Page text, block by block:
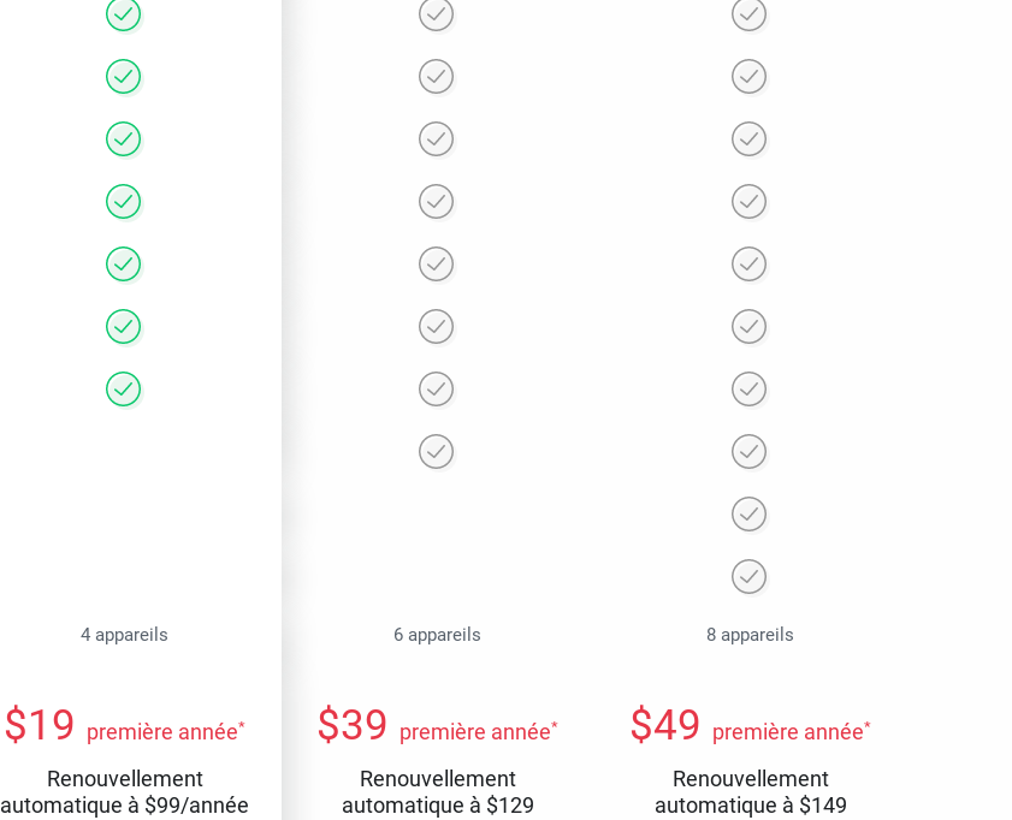
4 appareils 6 appareils 8 appareils
$19 première année*
Renouvellement
automatique à $99/année
$39 première année*
Renouvellement
automatique à $129
$49 première année*
Renouvellement
automatique à $149